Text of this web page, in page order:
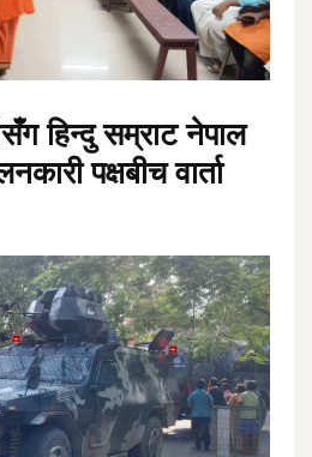
हिन्दु सम्राट नेपाल
पक्षबीच वार्ता